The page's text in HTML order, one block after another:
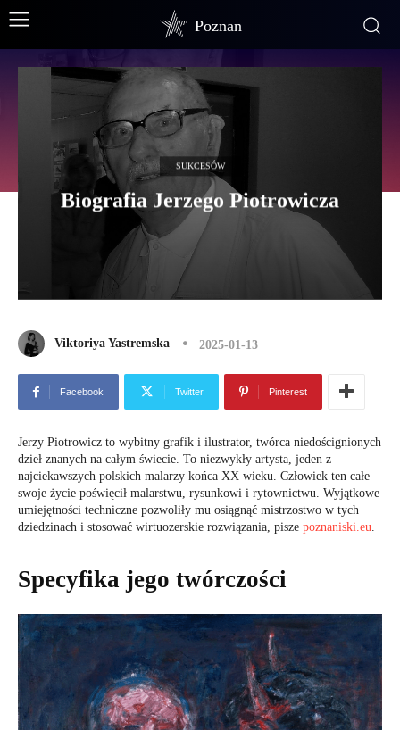
Poznan
SUKCESÓW
Biografia Jerzego Piotrowicza
Viktoriya Yastremska 2025-01-13
Facebook Twitter Pinterest
Jerzy Piotrowicz to wybitny grafik i ilustrator, twórca niedoścignionych
dzieł znanych na całym świecie. To niezwykły artysta, jeden z
najciekawszych polskich malarzy końca XX wieku. Człowiek ten całe
swoje życie poświęcił malarstwu, rysunkowi i rytownictwu. Wyjątkowe
umiejętności techniczne pozwoliły mu osiągnąć mistrzostwo w tych
dziedzinach i stosować wirtuozerskie rozwiązania, pisze poznaniski.eu.
Specyfika jego twórczości